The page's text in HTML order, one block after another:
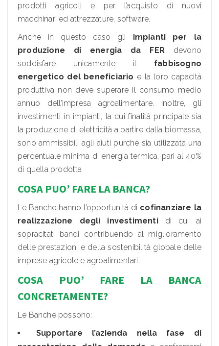
prodotti agricoli e per l’acquisto di nuovi
macchinari ed attrezzature, software.
Anche in questo caso gli impianti per la
produzione di energia da FER devono
soddisfare unicamente il fabbisogno
energetico del beneficiario e la loro capacità
produttiva non deve superare il consumo medio
annuo dell’impresa agroalimentare. Inoltre, gli
investimenti in impianti, la cui finalità principale sia
la produzione di elettricità a partire dalla biomassa,
sono ammissibili agli aiuti purché sia utilizzata una
percentuale minima di energia termica, pari al 40%
di quella prodotta
COSA PUO’ FARE LA BANCA?
Le Banche hanno l’opportunità di cofinanziare la
realizzazione degli investimentidi cui ai
sopracitati bandi contribuendo al miglioramento
delle prestazioni e della sostenibilità globale delle
imprese agricole e agroalimentari.
COSA PUO’ FARE LA BANCA
CONCRETAMENTE?
Le Banche possono:
Supportare l’azienda nella fase di